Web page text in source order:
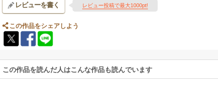
レビューを書く レビュー投稿で最大1000pt!
この作品をシェアしよう
この作品を読んだ人はこんな作品も読んでいます